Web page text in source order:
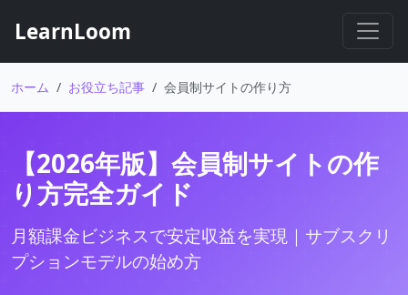
LearnLoom
ホーム お役立ち記事 会員制サイトの作り方
【2026年版】会員制サイトの作
り方完全ガイド
月額課金ビジネスで安定収益を実現｜サブスクリ
プションモデルの始め方